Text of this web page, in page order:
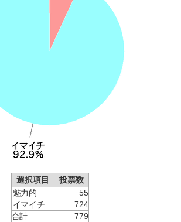
選択項目
投票数
魅力的
55
イマイチ
724
合計
779